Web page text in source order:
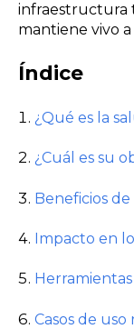
infraestructura
mantiene vivo
Índice
¿Qué es la
¿Cuál es su
Beneficios
Impacto en
Casos de uso